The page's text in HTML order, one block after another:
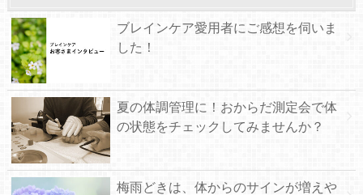
ブレインケア愛用者にご感想を伺いま
した！
夏の体調管理に！おからだ測定会で体
の状態をチェックしてみませんか？
梅雨どきは、体からのサインが増えや